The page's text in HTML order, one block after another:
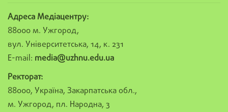
Адреса Медіацентру:
88000 м. Ужгород,
вул. Університетська, 14, к. 231
E-mail: media@uzhnu.edu.ua
Ректорат:
88000, Україна, Закарпатська обл.,
м. Ужгород, пл. Народна, 3